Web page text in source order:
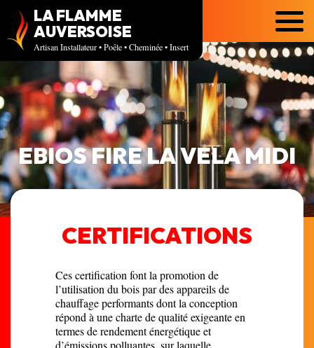
LA FLAMME
AUVERSOISE
Artisan Installateur • Poêle • Cheminée • Insert
Menu
EBIOS FIRE LA VELA MIDI
CERTIFICATIONS
Ces certification font la promotion de
l’utilisation du bois par des appareils de
chauffage performants dont la conception
répond à une charte de qualité exigeante en
termes de rendement énergétique et
d’émissions polluantes, sur laquelle